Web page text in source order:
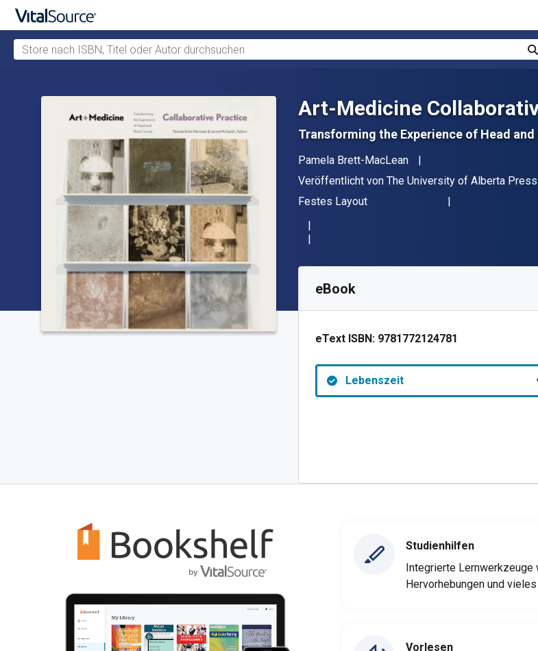
Store nach ISBN, Titel oder Autor durchsuchen
Art-Medicine
Transforming the Experience of Head and
Autor(en)
Pamela Brett-MacLean
Verleger
Veröffentlicht von The University of Alberta Press
Format
Festes Layout
SKU:
eBook
eText ISBN: 9781772124781
Lebenszeit
Studienhilfen
Integrierte Lernwerkzeuge
Hervorhebungen und
Vorlesen